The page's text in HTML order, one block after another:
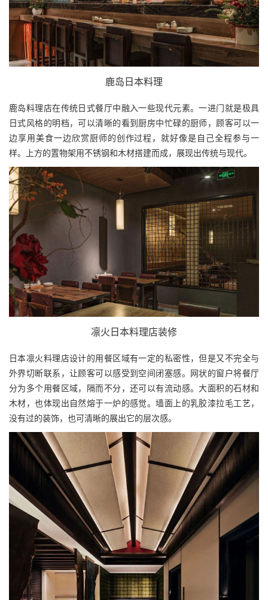
鹿岛日本料理
鹿岛料理店在传统日式餐厅中融入一些现代元素。一进门就是极具
日式风格的明档，可以清晰的看到厨房中忙碌的厨师，顾客可以一
边享用美食一边欣赏厨师的创作过程，就好像是自己全程参与一
样。上方的置物架用不锈钢和木材搭建而成，展现出传统与现代。
凛火日本料理店装修
日本凛火料理店设计的用餐区域有一定的私密性，但是又不完全与
外界切断联系，让顾客可以感受到空间闭塞感。网状的窗户将餐厅
分为多个用餐区域，隔而不分，还可以有流动感。大面积的石材和
木材，也体现出自然熔于一炉的感觉。墙面上的乳胶漆拉毛工艺，
没有过的装饰，也可清晰的展出它的层次感。